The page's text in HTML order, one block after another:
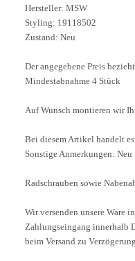
Hersteller: MSW
Styling: 19118502
Zustand: Neu
Der angegebene Preis
Mindestabnahme 4 Stück
Auf Wunsch montieren wir
Bei diesem Artikel handelt
Sonstige Anmerkungen: Neu
Radschrauben sowie
Wir versenden unsere Ware
Zahlungseingang innerhalb
beim Versand zu